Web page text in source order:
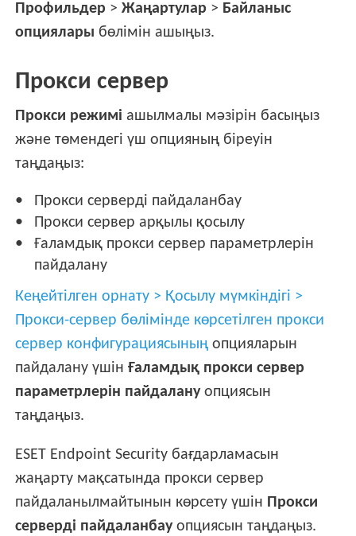
Профильдер >Жаңартулар > Байланыс
опциялары бөлімін ашыңыз.
Прокси сервер
Прокси режимі ашылмалы мәзірін басыңыз
және төмендегі үш опцияның біреуін
таңдаңыз:
Прокси серверді пайдаланбау
Прокси сервер арқылы қосылу
Ғаламдық прокси сервер параметрлерін
пайдалану
Кеңейтілген орнату > Қосылу мүмкіндігі >
Прокси-сервер бөлімінде көрсетілген прокси
сервер конфигурациясының опцияларын
пайдалану үшінҒаламдық прокси сервер
параметрлерін пайдалануопциясын
таңдаңыз.
ESET Endpoint Security бағдарламасын
жаңарту мақсатында прокси сервер
пайдаланылмайтынын көрсету үшін Прокси
серверді пайдаланбауопциясын таңдаңыз.